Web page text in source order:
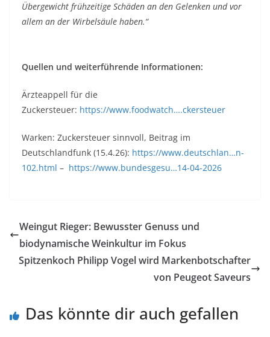
Übergewicht frühzeitige Schäden an den Gelenken und vor
allem an der Wirbelsäule haben.“
Quellen und weiterführende Informationen:
Ärzteappell für die
Zuckersteuer: https://www.foodwatch….ckersteuer
Warken: Zuckersteuer sinnvoll, Beitrag im
Deutschlandfunk (15.4.26): https://www.deutschlan…n-
102.html – https://www.bundesgesu…14-04-2026
Weingut Rieger: Bewusster Genuss und
biodynamische Weinkultur im Fokus
Spitzenkoch Philipp Vogel wird Markenbotschafter
von Peugeot Saveurs
Das könnte dir auch gefallen